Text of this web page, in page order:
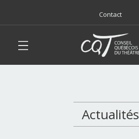
Contact
Actualités